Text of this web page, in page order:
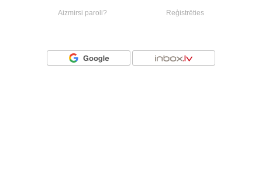
Aizmirsi paroli? Reģistrēties